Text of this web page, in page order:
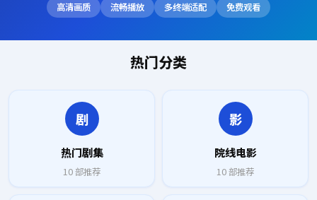
高清画质 流畅播放 多终端适配 免费观看
热门分类
剧
热门剧集
10部推荐
影
院线电影
10部推荐